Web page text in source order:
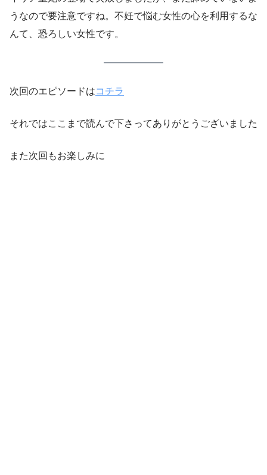
うなので要注意ですね。不妊で悩む女性の心を利用するな
んて、恐ろしい女性です。
次回のエピソードはコチラ
それではここまで読んで下さってありがとうございました
また次回もお楽しみに